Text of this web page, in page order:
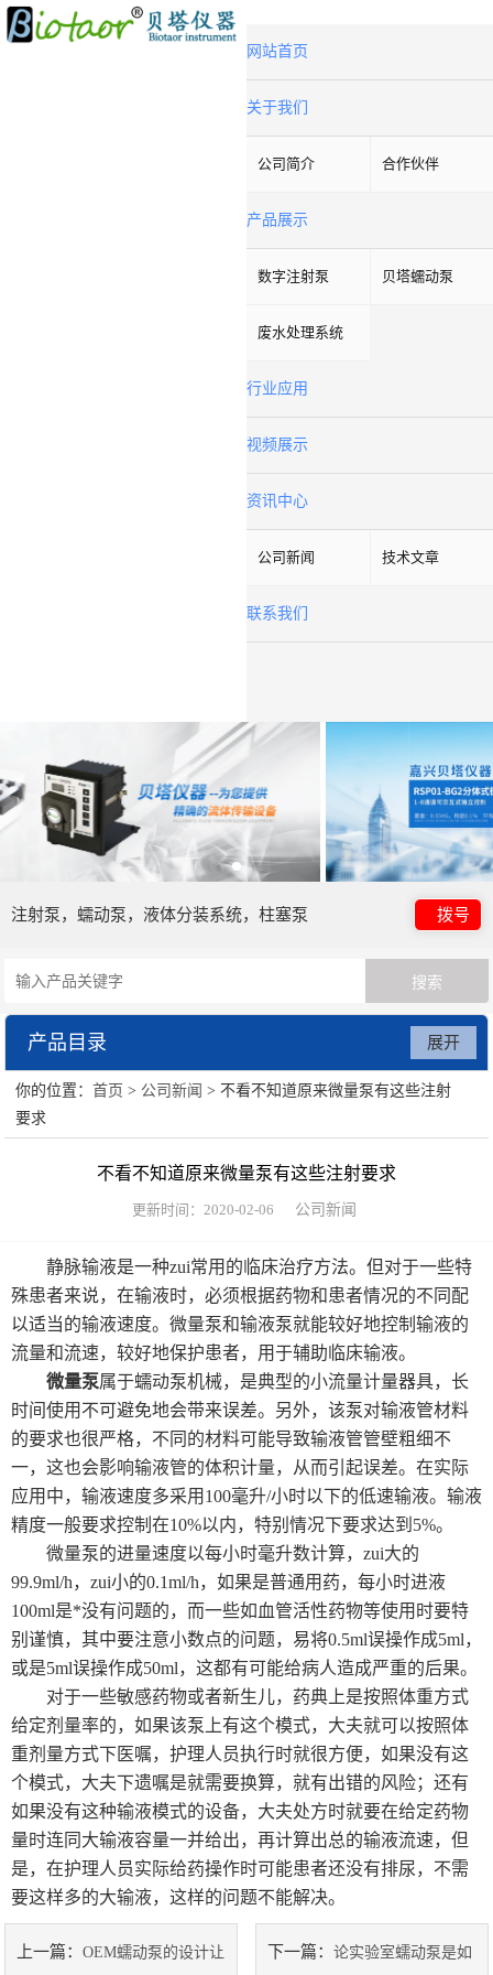
网站首页
关于我们
公司简介 合作伙伴
产品展示
数字注射泵 贝塔蠕动泵
废水处理系统
行业应用
视频展示
资讯中心
公司新闻 技术文章
联系我们
注射泵，蠕动泵，液体分装系统，柱塞泵 拨号
产品目录
数字注射泵
废水处理系统
展开
你的位置：首页 > 公司新闻 > 不看不知道原来微量泵有这些注射
要求
不看不知道原来微量泵有这些注射要求
更新时间：2020-02-06 公司新闻
静脉输液是一种zui常用的临床治疗方法。但对于一些特
殊患者来说，在输液时，必须根据药物和患者情况的不同配
以适当的输液速度。微量泵和输液泵就能较好地控制输液的
流量和流速，较好地保护患者，用于辅助临床输液。
微量泵属于蠕动泵机械，是典型的小流量计量器具，长
时间使用不可避免地会带来误差。另外，该泵对输液管材料
的要求也很严格，不同的材料可能导致输液管管壁粗细不
一，这也会影响输液管的体积计量，从而引起误差。在实际
应用中，输液速度多采用100毫升/小时以下的低速输液。输液
精度一般要求控制在10%以内，特别情况下要求达到5%。
微量泵的进量速度以每小时毫升数计算，zui大的
99.9ml/h，zui小的0.1ml/h，如果是普通用药，每小时进液
100ml是*没有问题的，而一些如血管活性药物等使用时要特
别谨慎，其中要注意小数点的问题，易将0.5ml误操作成5ml，
或是5ml误操作成50ml，这都有可能给病人造成严重的后果。
对于一些敏感药物或者新生儿，药典上是按照体重方式
给定剂量率的，如果该泵上有这个模式，大夫就可以按照体
重剂量方式下医嘱，护理人员执行时就很方便，如果没有这
个模式，大夫下遗嘱是就需要换算，就有出错的风险；还有
如果没有这种输液模式的设备，大夫处方时就要在给定药物
量时连同大输液容量一并给出，再计算出总的输液流速，但
是，在护理人员实际给药操作时可能患者还没有排尿，不需
要这样多的大输液，这样的问题不能解决。
上一篇：OEM蠕动泵的设计让 下一篇： 论实验室蠕动泵是如